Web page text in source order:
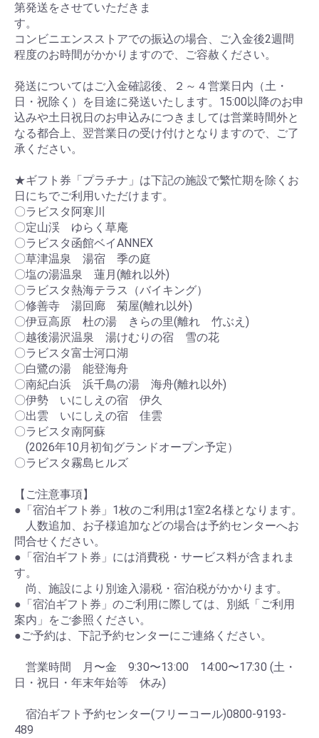
第発送をさせていただきま
す。
コンビニエンスストアでの振込の場合、ご入金後2週間
程度のお時間がかかりますので、ご容赦ください。
発送についてはご入金確認後、２～４営業日内（土・
日・祝除く）を目途に発送いたします。15:00以降のお申
込みや土日祝日のお申込みにつきましては営業時間外と
なる都合上、翌営業日の受け付けとなりますので、ご了
承ください。
★ギフト券「プラチナ」は下記の施設で繁忙期を除くお
日にちでご利用いただけます。
〇ラビスタ阿寒川
〇定山渓 ゆらく草庵
〇ラビスタ函館ベイANNEX
〇草津温泉 湯宿 季の庭
〇塩の湯温泉 蓮月(離れ以外)
〇ラビスタ熱海テラス（バイキング）
〇修善寺 湯回廊 菊屋(離れ以外)
〇伊豆高原 杜の湯 きらの里(離れ 竹ぶえ)
〇越後湯沢温泉 湯けむりの宿 雪の花
〇ラビスタ富士河口湖
〇白鷺の湯 能登海舟
〇南紀白浜 浜千鳥の湯 海舟(離れ以外)
〇伊勢 いにしえの宿 伊久
〇出雲 いにしえの宿 佳雲
〇ラビスタ南阿蘇
(2026年10月初旬グランドオープン予定）
〇ラビスタ霧島ヒルズ
【ご注意事項】
●「宿泊ギフト券」1枚のご利用は1室2名様となります。
人数追加、お子様追加などの場合は予約センターへお
問合せください。
●「宿泊ギフト券」には消費税・サービス料が含まれま
す。
尚、施設により別途入湯税・宿泊税がかかります。
●「宿泊ギフト券」のご利用に際しては、別紙「ご利用
案内」をご参照ください。
●ご予約は、下記予約センターにご連絡ください。
営業時間 月〜金 9:30〜13:00 14:00〜17:30 (土・
日・祝日・年末年始等 休み)
宿泊ギフト予約センター(フリーコール)0800-9193-
489